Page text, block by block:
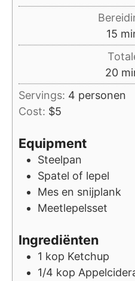
15
20
Servings: 4 personen
Cost: $5
Equipment
Steelpan
Spatel of lepel
Mes en snijplank
Meetlepelsset
Ingrediënten
1 kop Ketchup
1/4 kop